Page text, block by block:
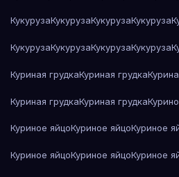
КукурузаКукурузаКукурузаКукуруза
КукурузаКукурузаКукурузаКукуруза
Куриная грудкаКуриная грудка
Куриная грудкаКуриная грудка
Куриное яйцоКуриное яйцоКуриное
Куриное яйцоКуриное яйцоКуриное